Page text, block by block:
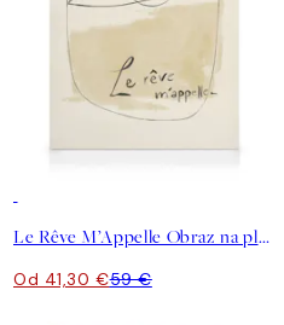
Le Rêve M’Appelle Obraz na plátne
Od 41,30 €59 €